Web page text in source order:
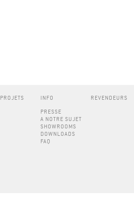
PROJETS INFO
PRESSE
A NOTRE SUJET
SHOWROOMS
DOWNLOADS
FAQ
REVENDEURS